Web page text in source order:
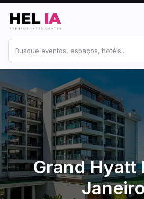
no
site
Grand Hyatt